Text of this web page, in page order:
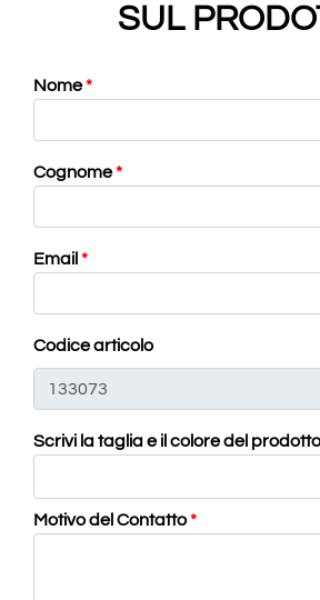
SUL
Nome*
Cognome*
Email *
Codice articolo
Scrivi la taglia e il colore del
Motivo del Contatto*